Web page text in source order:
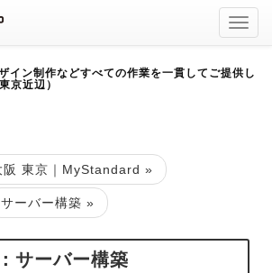
イン制作などすべての作業を一貫してご提供し
京近辺）
阪 東京｜MyStandard »
サーバー構築 »
サーバー構築